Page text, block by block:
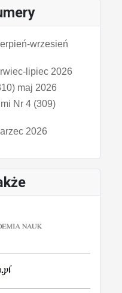
wrzesień
lipiec 2026
maj 2026
Nr 4 (309)
2026